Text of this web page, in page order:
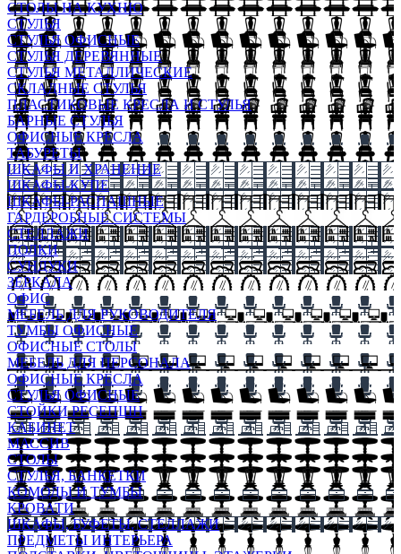
СТОЛЫ НА КУХНЮ
СТУЛЬЯ
СТУЛЬЯ ОФИСНЫЕ
СТУЛЬЯ ДЕРЕВЯННЫЕ
СТУЛЬЯ МЕТАЛЛИЧЕСКИЕ
СКЛАДНЫЕ СТУЛЬЯ
ПЛАСТИКОВЫЕ КРЕСЛА И СТУЛЬЯ
БАРНЫЕ СТУЛЬЯ
ОФИСНЫЕ КРЕСЛА
ТАБУРЕТЫ
ШКАФЫ И ХРАНЕНИЕ
ШКАФЫ-КУПЕ
ШКАФЫ-РАСПАШНЫЕ
ГАРДЕРОБНЫЕ СИСТЕМЫ
СТЕЛЛАЖИ
ПОЛКИ
СУНДУКИ
ЗЕРКАЛА
ОФИС
МЕБЕЛЬ ДЛЯ РУКОВОДИТЕЛЯ
ТУМБЫ ОФИСНЫЕ
ОФИСНЫЕ СТОЛЫ
МЕБЕЛЬ ДЛЯ ПЕРСОНАЛА
ОФИСНЫЕ КРЕСЛА
СТУЛЬЯ ОФИСНЫЕ
СТОЙКИ РЕСЕПШН
КАБИНЕТ
МАССИВ
СТОЛЫ
СТУЛЬЯ, БАНКЕТКИ
КОМОДЫ И ТУМБЫ
КРОВАТИ
ШКАФЫ, БУФЕТЫ, СТЕЛЛАЖИ
ПРЕДМЕТЫ ИНТЕРЬЕРА